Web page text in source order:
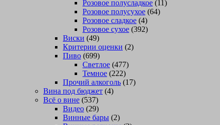
Розовое полусладкое (11)
Розовое полусухое (64)
Розовое сладкое (4)
Розовое сухое (392)
Виски (49)
Критерии оценки (2)
Пиво (699)
Светлое (477)
Темное (222)
Прочий алкоголь (17)
Вина под бюджет (4)
Всё о вине (537)
Видео (29)
Винные бары (2)